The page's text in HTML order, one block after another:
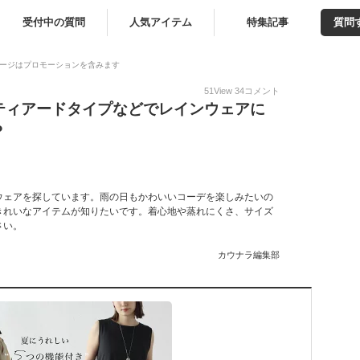
受付中の質問 人気アイテム 特集記事 質問
ジはプロモーションを含みます
51View 34コメント
アードタイプなどでレインウェアに
アを探しています。雨の日もかわいいコーデを楽しみたいの
いなアイテムが知りたいです。着心地や蒸れにくさ、サイズ
。
カウナラ編集部